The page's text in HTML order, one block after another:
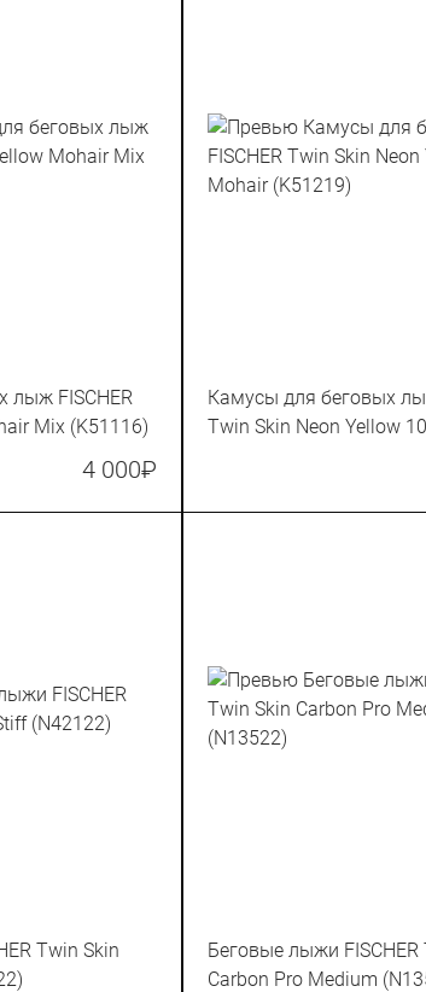
лыж FISCHER
Mix (K51116)
4 000₽
Камусы для беговых
Twin Skin Neon Yellow
Twin Skin
Беговые лыжи FISCHER
Carbon Pro Medium